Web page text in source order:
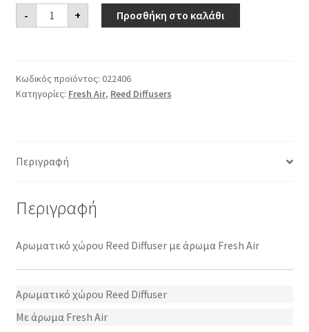
-
Αρωματικό
χώρου
Aladino
+ Προσθήκη στο καλάθι
Κωδικός προϊόντος: 022406
Κατηγορίες: Fresh Air, Reed Diffusers
Περιγραφή
Περιγραφή
Αρωματικό χώρου Reed Diffuser με άρωμα Fresh Air
Aρωματικό χώρου Reed Diffuser
Mε άρωμα Fresh Air